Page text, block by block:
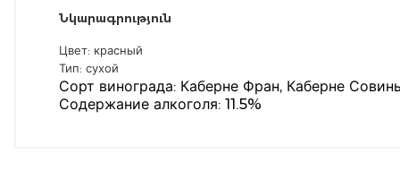
Նկարագրություն
Цвет: красный
Тип: сухой
Сорт винограда: Каберне Фран, Каберне
Содержание алкоголя: 11.5%